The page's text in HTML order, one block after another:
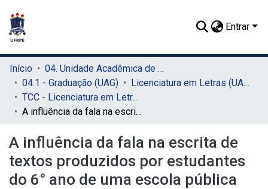
Entrar
Início
04. Unidade Acadêmica de Garanhuns (UAG)
04.1 - Graduação (UAG)
Licenciatura em Letras (UAG)
TCC - Licenciatura em Letras (UAG)
A influência da fala na escrita de textos produzidos por estudantes do 6° ano de uma escola pública
A influência da fala na escrita de
textos produzidos por estudantes
do 6° ano de uma escola pública